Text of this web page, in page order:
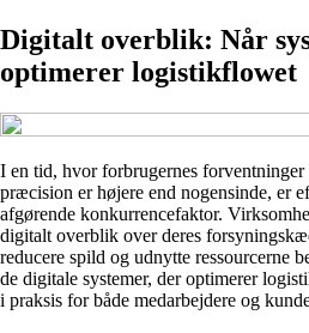
Digitalt overblik: Når
optimerer logistikflowet
I en tid, hvor forbrugernes
præcision er højere end nogensinde, er
afgørende konkurrencefaktor.
digitalt overblik over deres
reducere spild og udnytte ressourcerne
de digitale systemer, der optimerer
i praksis for både medarbejdere og